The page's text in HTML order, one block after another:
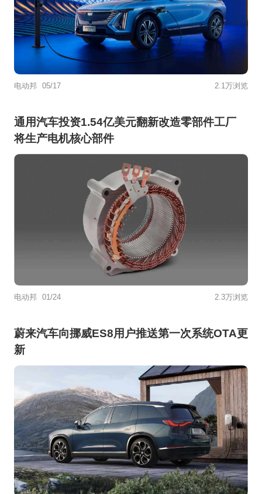
电动邦 05/17 2.1万浏览
通用汽车投资1.54亿美元翻新改造零部件工厂
将生产电机核心部件
电动邦 01/24 2.3万浏览
蔚来汽车向挪威ES8用户推送第一次系统OTA更
新